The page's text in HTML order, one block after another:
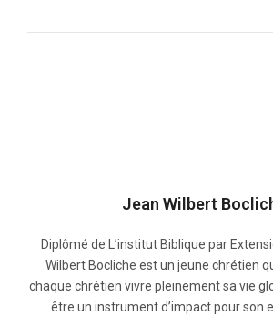
Jean Wilbert
Diplômé de L’institut Biblique par
Wilbert Bocliche est un jeune chrétien
chaque chrétien vivre pleinement sa vie
être un instrument d’impact pour son